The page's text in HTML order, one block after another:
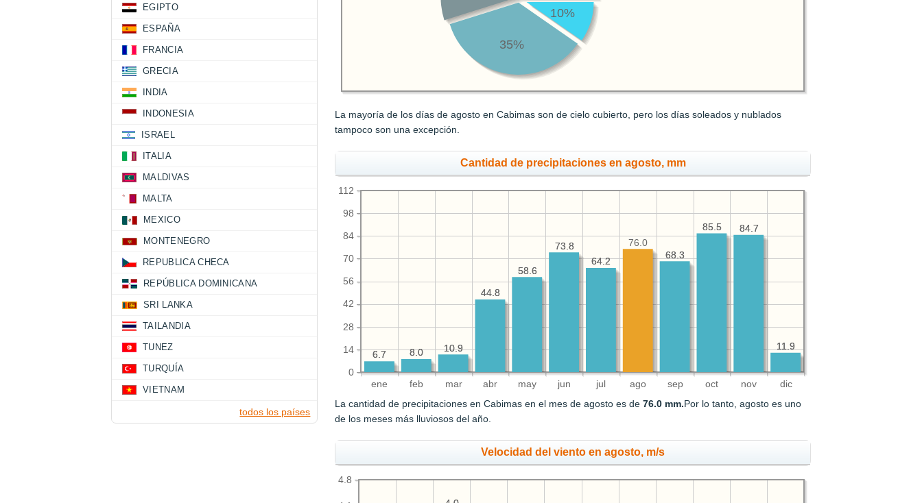
10%
35%
La mayoría de los días de agosto en Cabimas son de cielo cubierto, pero los días soleados y nublados
tampoco son una excepción.
Cantidad de precipitaciones en agosto, mm
ene feb mar abr may jun jul ago sep oct nov dic
0
14
28
42
56
70
84
98
112
11.9
84.7
85.5
68.3
64.2
73.8
58.6
44.8
10.9
8.0
6.7
11.9
84.7
85.5
68.3
76.0
64.2
73.8
58.6
44.8
10.9
8.0
6.7
La cantidad de precipitaciones en Cabimas en el mes de agosto es de76.0 mm.Por lo tanto, agosto es uno
de los meses más lluviosos del año.
Velocidad del viento en agosto, m/s
4.8
EGIPTO
ESPAÑA
FRANCIA
GRECIA
INDIA
INDONESIA
ISRAEL
ITALIA
MALDIVAS
MALTA
MEXICO
MONTENEGRO
REPUBLICA CHECA
REPÚBLICA DOMINICANA
SRI LANKA
TAILANDIA
TUNEZ
TURQUÍA
VIETNAM
todos los países